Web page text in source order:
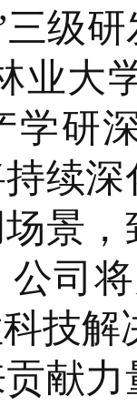
级
业大
学研
续
景
司
技
献